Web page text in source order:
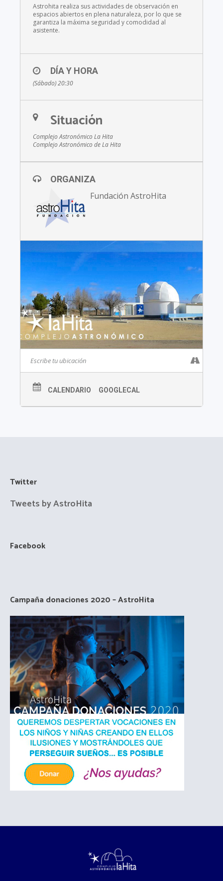
Astrohita realiza sus actividades de observación en
espacios abiertos en plena naturaleza, por lo que se
garantiza la máxima seguridad y comodidad al
asistente.
DÍA Y HORA
(Sábado) 20:30
Situación
Complejo Astronómico La Hita
Complejo Astronómico de La Hita
ORGANIZA
Fundación AstroHita
CALENDARIO GOOGLECAL
Twitter
Tweets by AstroHita
Facebook
Campaña donaciones 2020 – AstroHita